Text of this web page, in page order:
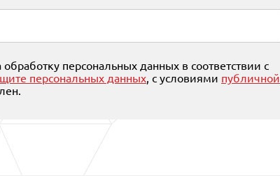
персональных данных в соответствии с
персональных данных, с условиями публичной